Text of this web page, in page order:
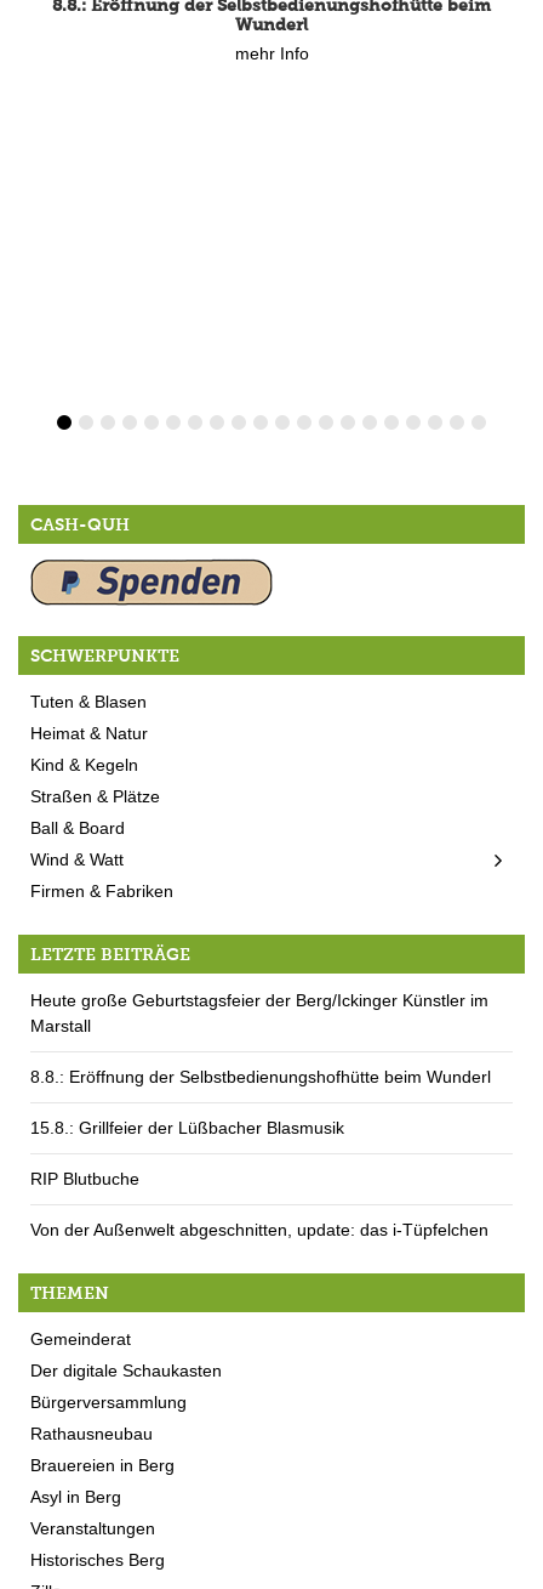
8.8.: Eröffnung der Selbstbedienungshofhütte beim
Wunderl
mehr Info
CASH-QUH
SCHWERPUNKTE
Tuten & Blasen
Heimat & Natur
Kind & Kegeln
Straßen & Plätze
Ball & Board
Wind & Watt
Firmen & Fabriken
LETZTE BEITRÄGE
Heute große Geburtstagsfeier der Berg/Ickinger Künstler im
Marstall
8.8.: Eröffnung der Selbstbedienungshofhütte beim Wunderl
15.8.: Grillfeier der Lüßbacher Blasmusik
RIP Blutbuche
Von der Außenwelt abgeschnitten, update: das i-Tüpfelchen
THEMEN
Gemeinderat
Der digitale Schaukasten
Bürgerversammlung
Rathausneubau
Brauereien in Berg
Asyl in Berg
Veranstaltungen
Historisches Berg